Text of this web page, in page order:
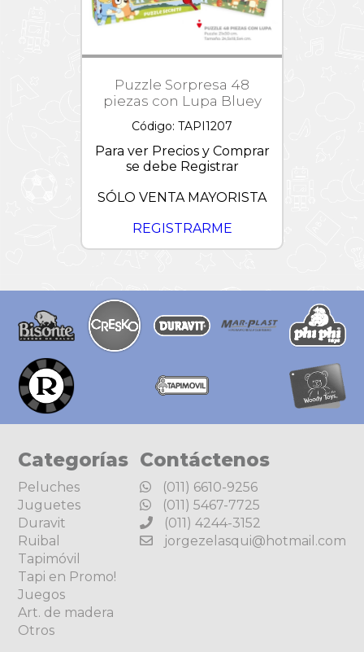
Puzzle Sorpresa 48
piezas con Lupa Bluey
Código: TAPI1207
Para ver Precios y Comprar
se debe Registrar
SÓLO VENTA MAYORISTA
REGISTRARME
Categorías
Peluches
Juguetes
Duravit
Ruibal
Tapimóvil
Tapi en Promo!
Juegos
Art. de madera
Otros
Contáctenos
(011) 6610-9256
(011) 5467-7725
(011) 4244-3152
jorgezelasqui@hotmail.com